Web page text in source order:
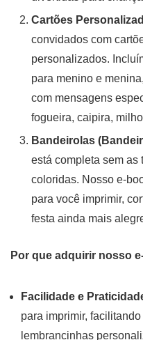
Cartões
convidados com
personalizados.
para menino e
com mensagens
fogueira, caipira,
Bandeirolas
está completa sem
coloridas. Nosso e-
para você imprimir,
festa ainda mais
Por que adquirir nosso
Facilidade e
para imprimir,
lembrancinhas